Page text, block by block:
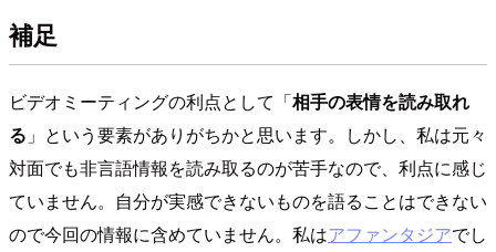
補足
ビデオミーティングの利点として「相手の表情を読み取れ
る 」という要素がありがちかと思います。しかし、私は元々
対面でも非言語情報を読み取るのが苦手なので、利点に感じ
ていません。自分が実感できないものを語ることはできない
ので今回の情報に含めていません。私はアファンタジアでし